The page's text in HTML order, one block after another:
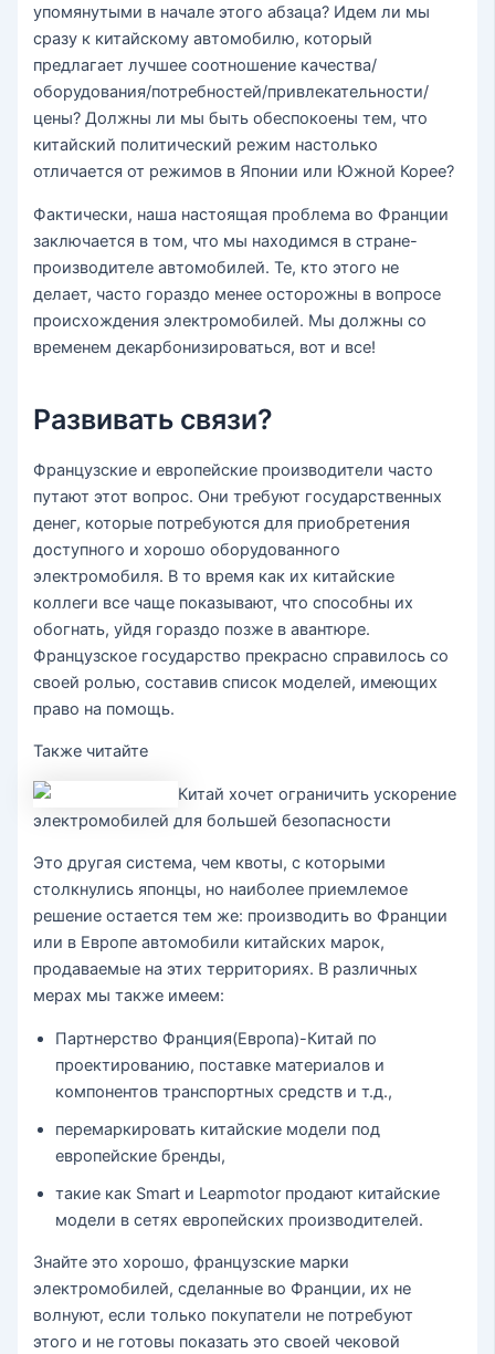
упомянутыми в начале этого абзаца? Идем ли мы
сразу к китайскому автомобилю, который
предлагает лучшее соотношение качества/
оборудования/потребностей/привлекательности/
цены? Должны ли мы быть обеспокоены тем, что
китайский политический режим настолько
отличается от режимов в Японии или Южной Корее?
Фактически, наша настоящая проблема во Франции
заключается в том, что мы находимся в стране-
производителе автомобилей. Те, кто этого не
делает, часто гораздо менее осторожны в вопросе
происхождения электромобилей. Мы должны со
временем декарбонизироваться, вот и все!
Развивать связи?
Французские и европейские производители часто
путают этот вопрос. Они требуют государственных
денег, которые потребуются для приобретения
доступного и хорошо оборудованного
электромобиля. В то время как их китайские
коллеги все чаще показывают, что способны их
обогнать, уйдя гораздо позже в авантюре.
Французское государство прекрасно справилось со
своей ролью, составив список моделей, имеющих
право на помощь.
Также читайте
Китай хочет ограничить ускорение
электромобилей для большей безопасности
Это другая система, чем квоты, с которыми
столкнулись японцы, но наиболее приемлемое
решение остается тем же: производить во Франции
или в Европе автомобили китайских марок,
продаваемые на этих территориях. В различных
мерах мы также имеем:
Партнерство Франция(Европа)-Китай по
проектированию, поставке материалов и
компонентов транспортных средств и т.д.,
перемаркировать китайские модели под
европейские бренды,
такие как Smart и Leapmotor продают китайские
модели в сетях европейских производителей.
Знайте это хорошо, французские марки
электромобилей, сделанные во Франции, их не
волнуют, если только покупатели не потребуют
этого и не готовы показать это своей чековой